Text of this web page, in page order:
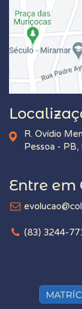
R. Ovídio
Pessoa -
Entre em
(83) 3244-